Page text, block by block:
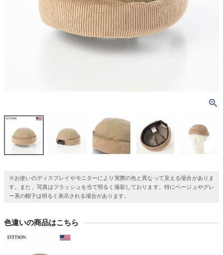
※お使いのディスプレイやモニターにより実際の色と異なって見える場合がありま
す。また、写真はフラッシュを当て明るく撮影しております。特にベージュやグレ
ー系の帽子は明るく表示される場合があります。
色違いの商品はこちら